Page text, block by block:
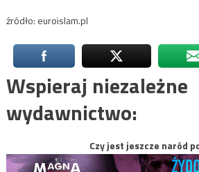
źródło: euroislam.pl
Wspieraj niezależne
wydawnictwo:
Czy jest jeszcze naród